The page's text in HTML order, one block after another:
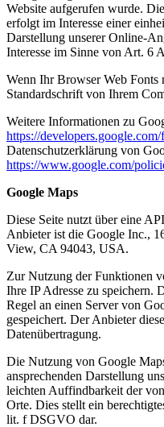
Website aufgerufen wurde.
erfolgt im Interesse einer
Darstellung unserer Online-
Interesse im Sinne von Art. 6
Wenn Ihr Browser Web Fonts
Standardschrift von Ihrem
Weitere Informationen zu
https://developers.google.com/
Datenschutzerklärung von
https://www.google.com/
Google Maps
Diese Seite nutzt über eine
Anbieter ist die Google Inc.,
View, CA 94043, USA.
Zur Nutzung der Funktionen
Ihre IP Adresse zu speichern.
Regel an einen Server von
gespeichert. Der Anbieter
Datenübertragung.
Die Nutzung von Google
ansprechenden Darstellung
leichten Auffindbarkeit der
Orte. Dies stellt ein
lit. f DSGVO dar.